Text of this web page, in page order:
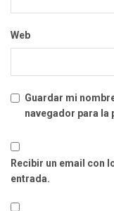
Web
Guardar mi
navegador para la
Recibir un email con
entrada.